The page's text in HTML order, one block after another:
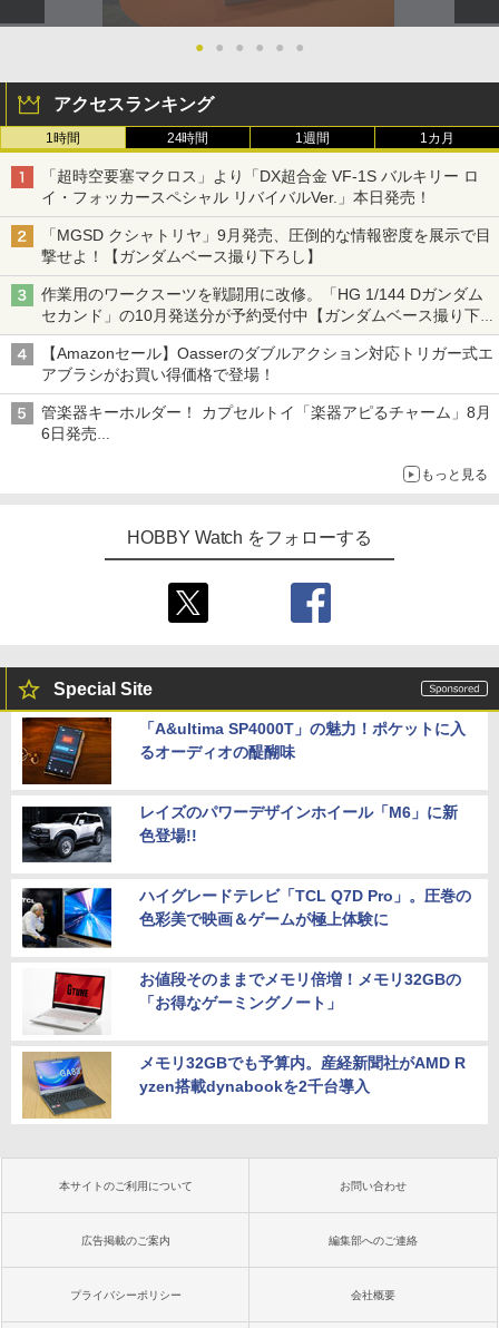
● ● ● ● ● ●
アクセスランキング
1時間 24時間 1週間 1カ月
「超時空要塞マクロス」より「DX超合金 VF-1S バルキリー ロ
イ・フォッカースペシャル リバイバルVer.」本日発売！
「MGSD クシャトリヤ」9月発売、圧倒的な情報密度を展示で目
撃せよ！【ガンダムベース撮り下ろし】
作業用のワークスーツを戦闘用に改修。「HG 1/144 Dガンダム
セカンド」の10月発送分が予約受付中【ガンダムベース撮り下
ろし】
【Amazonセール】Oasserのダブルアクション対応トリガー式エ
アブラシがお買い得価格で登場！
管楽器キーホルダー！ カプセルトイ「楽器アピるチャーム」8月
6日発売
もっと見る
HOBBY Watch をフォローする
Special Site
「A&ultima SP4000T」の魅力！ポケットに入
るオーディオの醍醐味
レイズのパワーデザインホイール「M6」に新
色登場!!
ハイグレードテレビ「TCL Q7D Pro」。圧巻の
色彩美で映画＆ゲームが極上体験に
お値段そのままでメモリ倍増！メモリ32GBの
「お得なゲーミングノート」
メモリ32GBでも予算内。産経新聞社がAMD R
yzen搭載dynabookを2千台導入
本サイトのご利用について お問い合わせ
広告掲載のご案内 編集部へのご連絡
プライバシーポリシー 会社概要